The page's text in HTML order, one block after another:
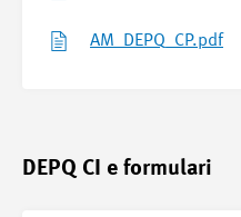
AM_DEPQ_CP.pdf
DEPQ CI e formulari